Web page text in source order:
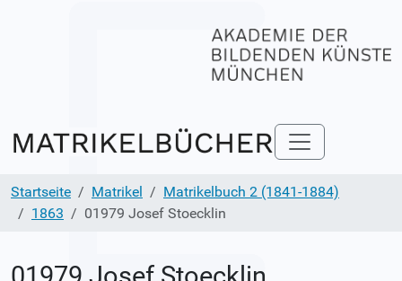
Startseite Matrikel
Matrikelbuch 2 (1841-1884)
1863
01979 Josef Stoecklin